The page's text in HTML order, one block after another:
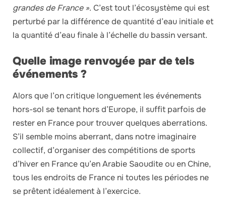
grandes de France ». C’est tout l’écosystème qui est
perturbé par la différence de quantité d’eau initiale et
la quantité d’eau finale à l’échelle du bassin versant.
Quelle image renvoyée par de tels
événements ?
Alors que l’on critique longuement les événements
hors-sol se tenant hors d’Europe, il suffit parfois de
rester en France pour trouver quelques aberrations.
S’il semble moins aberrant, dans notre imaginaire
collectif, d’organiser des compétitions de sports
d’hiver en France qu’en Arabie Saoudite ou en Chine,
tous les endroits de France ni toutes les périodes ne
se prêtent idéalement à l’exercice.